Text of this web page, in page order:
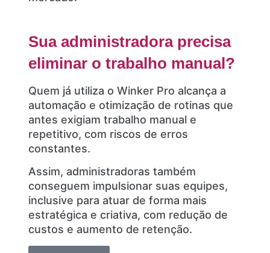
Sua administradora precisa
eliminar o trabalho manual?
Quem já utiliza o Winker Pro alcança a
automação e otimização de rotinas que
antes exigiam trabalho manual e
repetitivo, com riscos de erros
constantes.
Assim, administradoras também
conseguem impulsionar suas equipes,
inclusive para atuar de forma mais
estratégica e criativa, com redução de
custos e aumento de retenção.